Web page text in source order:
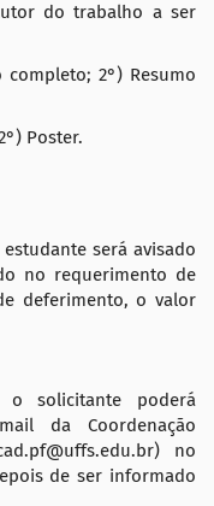
do trabalho a ser
2°) Resumo
Poster.
será avisado
no requerimento de
deferimento, o valor
solicitante poderá
da Coordenação
no
de ser informado